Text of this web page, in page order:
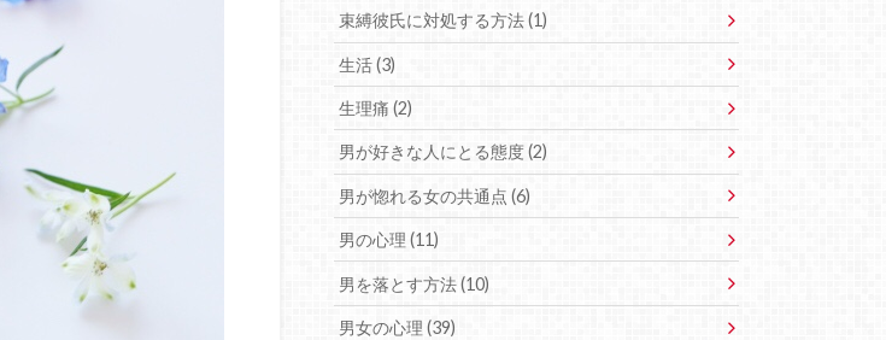
束縛彼氏に対処する方法 (1)
生活 (3)
生理痛 (2)
男が好きな人にとる態度 (2)
男が惚れる女の共通点 (6)
男の心理 (11)
男を落とす方法 (10)
男女の心理 (39)